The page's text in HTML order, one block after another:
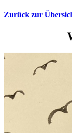
Zurück zur